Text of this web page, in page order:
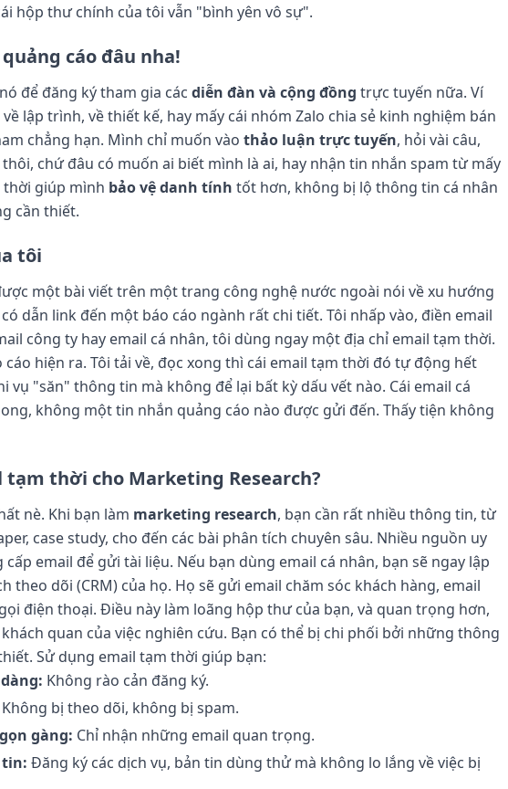
hộp thư chính của tôi vẫn "bình yên vô sự".
cáo đâu nha!
để đăng ký tham gia các diễn đàn và cộng đồng trực tuyến nữa. Ví
lập trình, về thiết kế, hay mấy cái nhóm Zalo chia sẻ kinh nghiệm bán
chẳng hạn. Mình chỉ muốn vào thảo luận trực tuyến, hỏi vài câu,
chứ đâu có muốn ai biết mình là ai, hay nhận tin nhắn spam từ mấy
thời giúp mình bảo vệ danh tính tốt hơn, không bị lộ thông tin cá nhân
cần thiết.
tôi
một bài viết trên một trang công nghệ nước ngoài nói về xu hướng
dẫn link đến một báo cáo ngành rất chi tiết. Tôi nhấp vào, điền email
công ty hay email cá nhân, tôi dùng ngay một địa chỉ email tạm thời.
cáo hiện ra. Tôi tải về, đọc xong thì cái email tạm thời đó tự động hết
vụ "săn" thông tin mà không để lại bất kỳ dấu vết nào. Cái email cá
không một tin nhắn quảng cáo nào được gửi đến. Thấy tiện không
tạm thời cho Marketing Research?
nè. Khi bạn làm marketing research, bạn cần rất nhiều thông tin, từ
case study, cho đến các bài phân tích chuyên sâu. Nhiều nguồn uy
email để gửi tài liệu. Nếu bạn dùng email cá nhân, bạn sẽ ngay lập
theo dõi (CRM) của họ. Họ sẽ gửi email chăm sóc khách hàng, email
điện thoại. Điều này làm loãng hộp thư của bạn, và quan trọng hơn,
quan của việc nghiên cứu. Bạn có thể bị chi phối bởi những thông
Sử dụng email tạm thời giúp bạn:
Không rào cản đăng ký.
Không bị theo dõi, không bị spam.
gàng: Chỉ nhận những email quan trọng.
Đăng ký các dịch vụ, bản tin dùng thử mà không lo lắng về việc bị